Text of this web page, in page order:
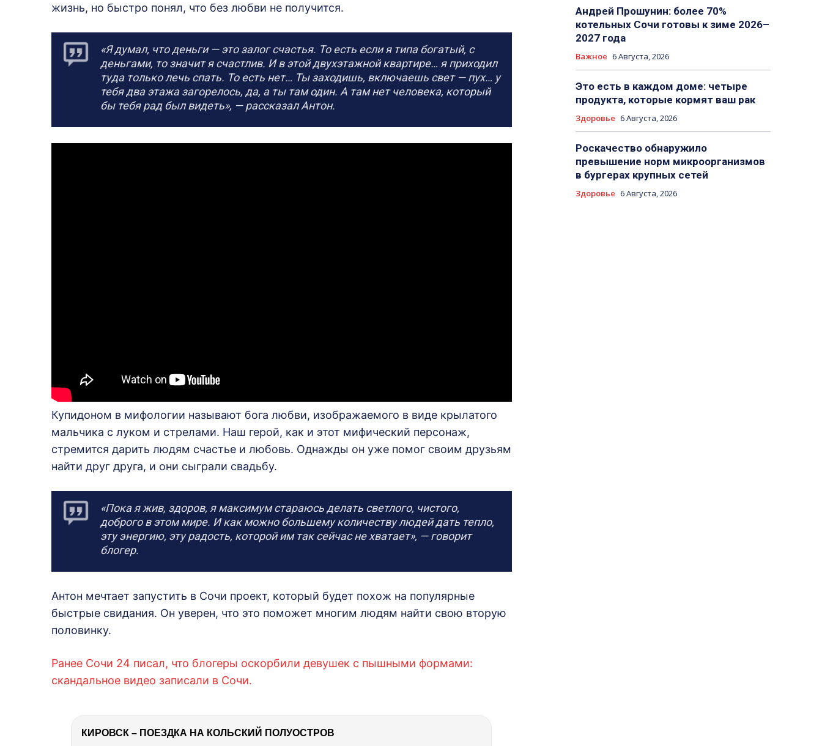
жизнь, но быстро понял, что без любви не получится.
«Я думал, что деньги — это залог счастья. То есть если я типа богатый, с
деньгами, то значит я счастлив. И в этой двухэтажной квартире… я приходил
туда только лечь спать. То есть нет… Ты заходишь, включаешь свет — пух… у
тебя два этажа загорелось, да, а ты там один. А там нет человека, который
бы тебя рад был видеть», — рассказал Антон.
Купидоном в мифологии называют бога любви, изображаемого в виде крылатого
мальчика с луком и стрелами. Наш герой, как и этот мифический персонаж,
стремится дарить людям счастье и любовь. Однажды он уже помог своим друзьям
найти друг друга, и они сыграли свадьбу.
«Пока я жив, здоров, я максимум стараюсь делать светлого, чистого,
доброго в этом мире. И как можно большему количеству людей дать тепло,
эту энергию, эту радость, которой им так сейчас не хватает», — говорит
блогер.
Антон мечтает запустить в Сочи проект, который будет похож на популярные
быстрые свидания. Он уверен, что это поможет многим людям найти свою вторую
половинку.
Ранее Сочи 24 писал, что блогеры оскорбили девушек с пышными формами:
скандальное видео записали в Сочи.
КИРОВСК – ПОЕЗДКА НА КОЛЬСКИЙ ПОЛУОСТРОВ
Андрей Прошунин: более 70%
котельных Сочи готовы к зиме 2026–
2027 года
Важное 6 Августа, 2026
Это есть в каждом доме: четыре
продукта, которые кормят ваш рак
Здоровье 6 Августа, 2026
Роскачество обнаружило
превышение норм микроорганизмов
в бургерах крупных сетей
Здоровье 6 Августа, 2026